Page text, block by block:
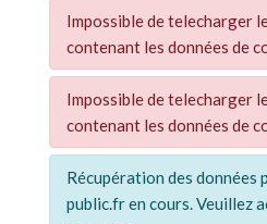
Impossible de telecharger
contenant les données de
Impossible de telecharger
contenant les données de
Récupération des données
public.fr en cours. Veuillez